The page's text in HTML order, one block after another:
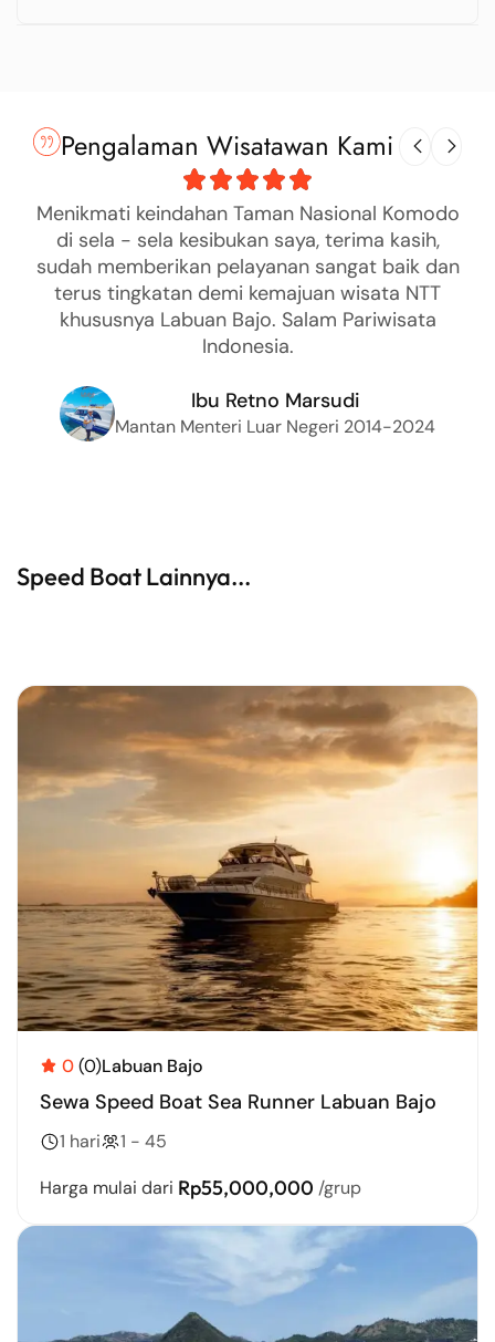
Pengalaman Wisatawan Kami
Menikmati keindahan Taman Nasional Komodo
di sela - sela kesibukan saya, terima kasih,
sudah memberikan pelayanan sangat baik dan
terus tingkatan demi kemajuan wisata NTT
khususnya Labuan Bajo. Salam Pariwisata
Indonesia.
Ibu Retno Marsudi
Mantan Menteri Luar Negeri 2014-2024
Speed Boat Lainnya...
0(0)Labuan Bajo
Sewa Speed Boat Sea Runner Labuan Bajo
1 hari
1 - 45
Harga mulai dari Rp55,000,000 /grup